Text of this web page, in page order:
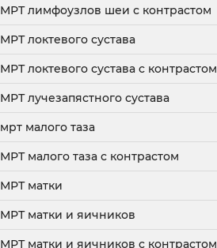
МРТ лимфоузлов шеи с контрастом
МРТ локтевого сустава
МРТ локтевого сустава с контрастом
МРТ лучезапястного сустава
мрт малого таза
МРТ малого таза с контрастом
МРТ матки
МРТ матки и яичников
МРТ матки и яичников с контрастом